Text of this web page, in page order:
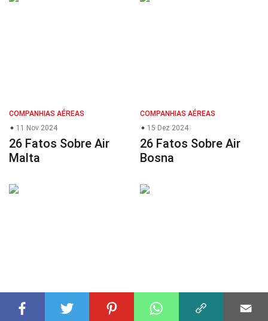
COMPANHIAS AÉREAS
11 Nov 2024
26 Fatos Sobre Air
Malta
COMPANHIAS AÉREAS
15 Dez 2024
26 Fatos Sobre Air
Bosna
COMPANHIAS AÉREAS
ELETRÔNICA 20 Dez 2024